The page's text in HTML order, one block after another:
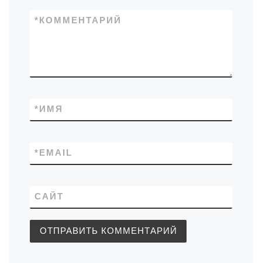
КОММЕНТАРИЙ
*
ИМЯ
*
EMAIL
*
САЙТ